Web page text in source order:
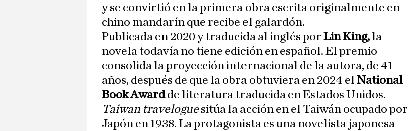
y se convirtió en la primera obra escrita originalmente en
chino mandarín que recibe el galardón.
Publicada en 2020 y traducida al inglés por Lin King, la
novela todavía no tiene edición en español. El premio
consolida la proyección internacional de la autora, de 41
años, después de que la obra obtuviera en 2024 el National
Book Awardde literatura traducida en Estados Unidos.
Taiwan traveloguesitúa la acción en el Taiwán ocupado por
Japón en 1938. La protagonista es una novelista japonesa